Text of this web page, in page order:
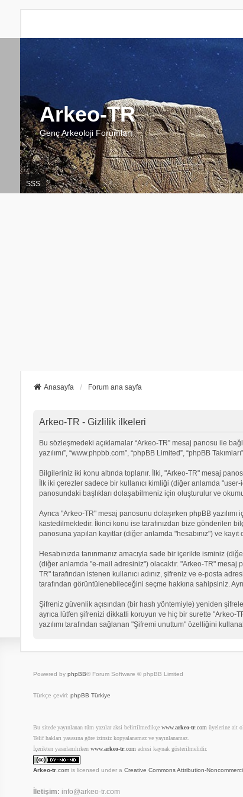
Arkeo-TR
Genç Arkeoloji Forumları
SSS
Anasayfa Forum ana sayfa
Arkeo-TR - Gizlilik ilkeleri
Bu sözleşmedeki açıklamalar “Arkeo-TR” mesaj panosu ile
yazılımı”, “www.phpbb.com”, “phpBB Limited”, “phpBB
Bilgileriniz iki konu altında toplanır. İlki, "Arkeo-TR" mesaj
İlk iki çerezler sadece bir kullanıcı kimliği (diğer anlamda
panosundaki başlıkları dolaşabilmeniz için oluşturulur ve
Ayrıca "Arkeo-TR" mesaj panosunu dolaşırken phpBB
kastedilmektedir. İkinci konu ise tarafınızdan bize gönderilen
panosuna yapılan kayıtlar (diğer anlamda "hesabınız") ve
Hesabınızda tanınmanız amacıyla sade bir içerikte isminiz
(diğer anlamda "e-mail adresiniz") olacaktır. "Arkeo-TR" mesaj
TR" tarafından istenen kullanıcı adınız, şifreniz ve e-posta
tarafından görüntülenebileceğini seçme hakkına sahipsiniz.
Şifreniz güvenlik açısından (bir hash yöntemiyle) yeniden
ayrıca lütfen şifrenizi dikkatli koruyun ve hiç bir surette "Arkeo-
yazılımı tarafından sağlanan "Şifremi unuttum" özelliğini
Powered by phpBB® Forum Software © phpBB Limited
Türkçe çeviri: phpBB Türkiye
Bu sitede yayınlanan tüm yazılar aksi belirtilmedikçe www.arkeo-tr.com üyelerine ait
Telif hakları yasasına göre izinsiz kopyalanamaz ve yayınlanamaz.
İçerikten yararlanılırken www.arkeo-tr.com adresi kaynak gösterilmelidir.
Arkeo-tr.comis licensed under a Creative Commons Attribution-
İletişim: info@arkeo-tr.com